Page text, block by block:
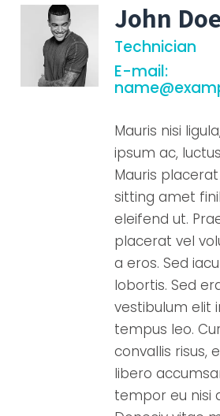
John Doe
Technician
E-mail:
Mauris nisi
ipsum ac,
Mauris
sitting amet
eleifend ut.
placerat vel
a eros. Sed
lobortis. Sed
vestibulum elit
tempus leo.
convallis risus,
libero
tempor eu nisi